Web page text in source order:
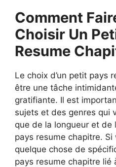
Comment
Choisir Un
Resume
Le choix d’un petit pays
être une tâche
gratifiante. Il est
sujets et des genres qui
que de la longueur et
pays resume chapitre. Si
quelque chose de
pays resume chapitre lié